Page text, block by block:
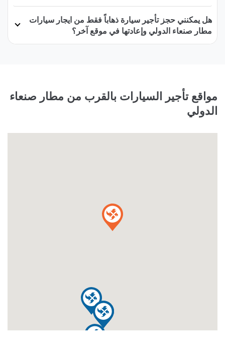
هل يمكنني حجز تأجير سيارة ذهاباً فقط من ايجار سيارات
مطار صنعاء الدولي وإعادتها في موقع آخر؟
مواقع تأجير السيارات بالقرب من مطار صنعاء
الدولي